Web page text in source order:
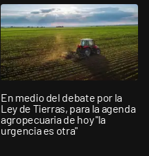
En medio del debate por la
Ley de Tierras, para la agenda
agropecuaria de hoy "la
urgencia es otra"